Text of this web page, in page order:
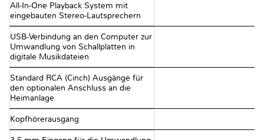
All-In-One Playback System mit
eingebauten Stereo-Lautsprechern
USB-Verbindung an den Computer zur
Umwandlung von Schallplatten in
digitale Musikdateien
Standard RCA (Cinch) Ausgänge für
den optionalen Anschluss an die
Heimanlage
Kopfhörerausgang